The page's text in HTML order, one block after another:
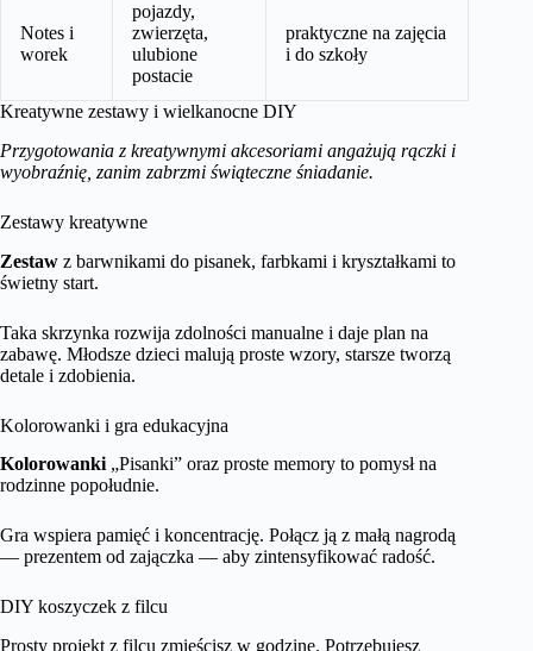
Notes i
worek
pojazdy,
zwierzęta,
ulubione
postacie
praktyczne na zajęcia
i do szkoły
Kreatywne zestawy i wielkanocne DIY
Przygotowania z kreatywnymi akcesoriami angażują rączki i
wyobraźnię, zanim zabrzmi świąteczne śniadanie.
Zestawy kreatywne
Zestaw z barwnikami do pisanek, farbkami i kryształkami to
świetny start.
Taka skrzynka rozwija zdolności manualne i daje plan na
zabawę. Młodsze dzieci malują proste wzory, starsze tworzą
detale i zdobienia.
Kolorowanki i gra edukacyjna
Kolorowanki„Pisanki” oraz proste memory to pomysł na
rodzinne popołudnie.
Gra wspiera pamięć i koncentrację. Połącz ją z małą nagrodą
— prezentem od zajączka — aby zintensyfikować radość.
DIY koszyczek z filcu
Prosty projekt z filcu zmieścisz w godzinę. Potrzebujesz